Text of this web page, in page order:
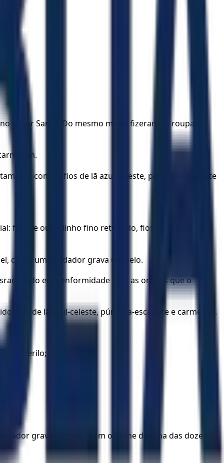
Lugar Santo. Do mesmo modo fizeram as roupas
com os fios de lã azul-celeste, púrpura-escarlate
fios de ouro, linho fino retorcido, fios de lã azul-
como um lapidador grava um selo.
tudo em conformidade com as ordens que o
fios de lã azul-celeste, púrpura-escarlate e carmesim.
um berilo;
grava um selo, com o nome de uma das doze